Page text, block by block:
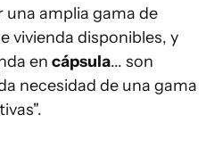
amplia gama de
vivienda disponibles, y
en cápsula... son
necesidad de una gama